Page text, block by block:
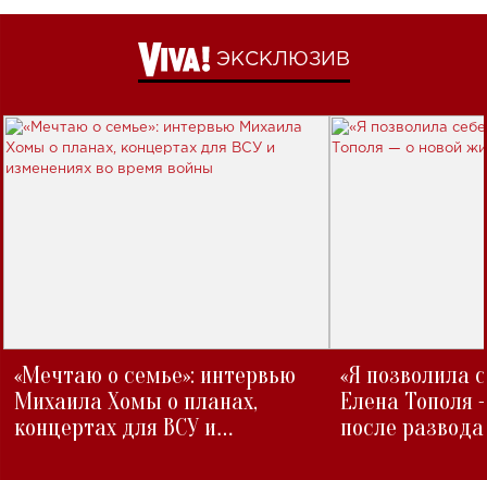
ЭКСКЛЮЗИВ
«Мечтаю о семье»: интервью
Михаила Хомы о планах,
концертах для ВСУ и
«Я позволила
Елена Тополя
после развода